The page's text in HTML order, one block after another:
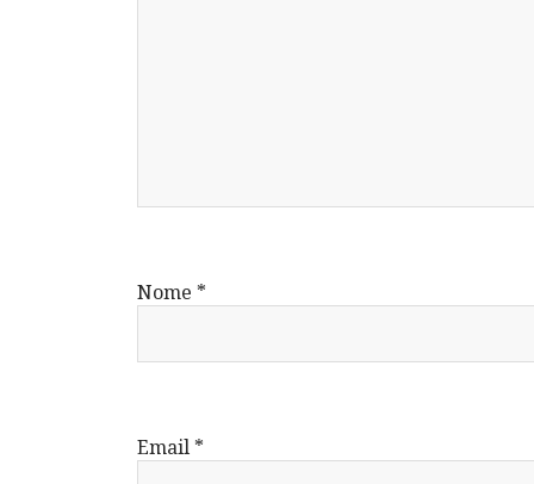
Nome *
Email *